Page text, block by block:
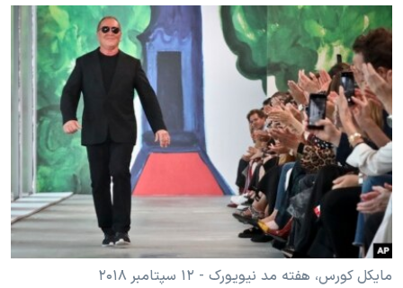
همایش محافظه‌کاران آمریکا «سی‌پک»
صفحه‌های ویژه
سفر پرزیدنت ترامپ به چین
مایکل کورس، هفته مد نیویورک - ۱۲ سپتامبر ۲۰۱۸